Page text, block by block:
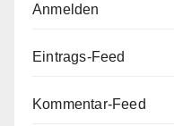
Anmelden
Eintrags-Feed
Kommentar-Feed